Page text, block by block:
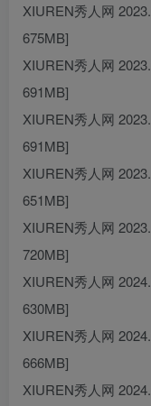
XIUREN秀人网
675MB]
XIUREN秀人网
691MB]
XIUREN秀人网
691MB]
XIUREN秀人网
651MB]
XIUREN秀人网
720MB]
XIUREN秀人网
630MB]
XIUREN秀人网
666MB]
XIUREN秀人网